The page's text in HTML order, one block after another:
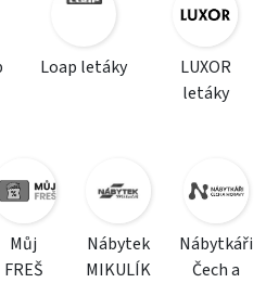
Loap letáky
LUXOR
letáky
Můj
FREŠ
Nábytek
MIKULÍK
Nábytkáři
Čech a